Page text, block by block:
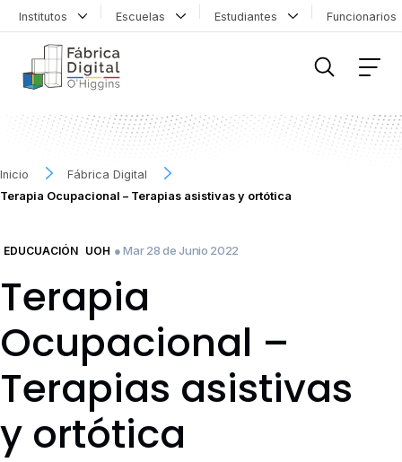
Institutos Escuelas Estudiantes
Inicio
Fábrica Digital
Terapia Ocupacional – Terapias asistivas y ortótica
EDUCUACIÓN UOH ● Mar 28 de Junio 2022
Terapia
Ocupacional –
Terapias asistivas
y ortótica